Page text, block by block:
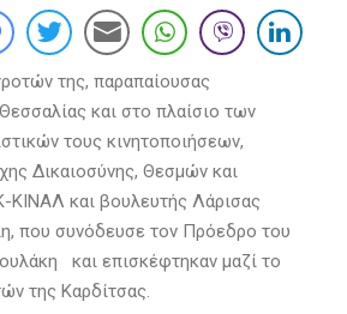
της, παραπαίουσας
και στο πλαίσιο των
τους κινητοποιήσεων,
Δικαιοσύνης, Θεσμών και
και βουλευτής Λάρισας
που συνόδευσε τον Πρόεδρο του
και επισκέφτηκαν μαζί το
της Καρδίτσας.